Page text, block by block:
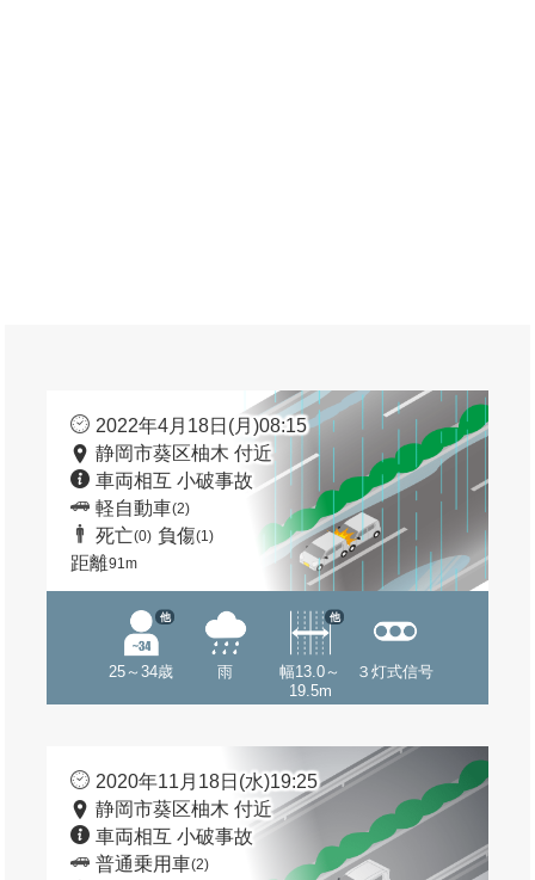
2022年4月18日(月)08:15
静岡市葵区柚木 付近
車両相互 小破事故
軽自動車(2)
死亡(0) 負傷(1)
距離91m
25～34歳
他
雨
幅13.0～
19.5m
他
３灯式信号
2020年11月18日(水)19:25
静岡市葵区柚木 付近
車両相互 小破事故
普通乗用車(2)